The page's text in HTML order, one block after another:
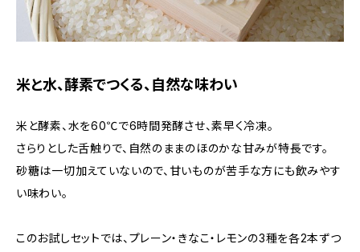
米と水、酵素でつくる、自然な味わい
米と酵素、水を60℃で6時間発酵させ、素早く冷凍。
さらりとした舌触りで、自然のままのほのかな甘みが特長です。
砂糖は一切加えていないので、甘いものが苦手な方にも飲みやす
い味わい。
このお試しセットでは、プレーン・きなこ・レモンの3種を各2本ずつ